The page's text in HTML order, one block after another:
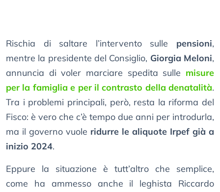
Rischia di saltare l’intervento sulle pensioni,
mentre la presidente del Consiglio, Giorgia Meloni,
annuncia di voler marciare spedita sulle misure
per la famiglia e per il contrasto della denatalità.
Tra i problemi principali, però, resta la riforma del
Fisco: è vero che c’è tempo due anni per introdurla,
ma il governo vuole ridurre le aliquote Irpef già a
inizio 2024.
Eppure la situazione è tutt’altro che semplice,
come ha ammesso anche il leghista Riccardo